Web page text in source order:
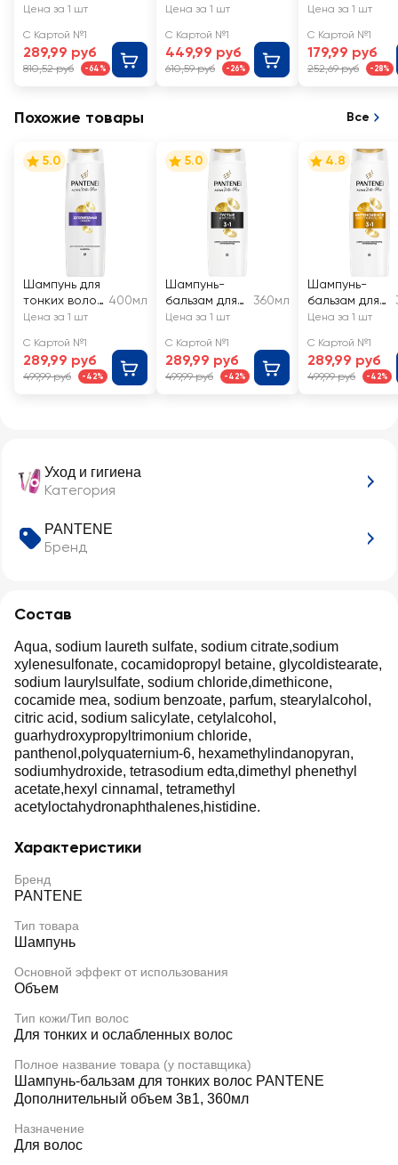
Уход и гигиена
Категория
PANTENE
Бренд
Состав
Aqua, sodium laureth sulfate, sodium citrate,sodium
xylenesulfonate, cocamidopropyl betaine, glycoldistearate,
sodium laurylsulfate, sodium chloride,dimethicone,
cocamide mea, sodium benzoate, parfum, stearylalcohol,
citric acid, sodium salicylate, cetylalcohol,
guarhydroxypropyltrimonium chloride,
panthenol,polyquaternium-6, hexamethylindanopyran,
sodiumhydroxide, tetrasodium edta,dimethyl phenethyl
acetate,hexyl cinnamal, tetramethyl
acetyloctahydronaphthalenes,histidine.
Характеристики
Бренд
PANTENE
Тип товара
Шампунь
Основной эффект от использования
Объем
Тип кожи/Тип волос
Для тонких и ослабленных волос
Полное название товара (у поставщика)
Шампунь-бальзам для тонких волос PANTENE
Дополнительный объем 3в1, 360мл
Назначение
Для волос
ослабленных
PANTENE
Густые и
крепкие
Цена за 1 шт
С Картой №1
289,99 руб
810,52 руб -64%
PANTENE Pro-
Интенсивное
восстановле
ние
Цена за 1 шт
С Картой №1
449,99 руб
610,59 руб -26%
волос
ШАУМА Men
Ultra Сила
Цена за 1 шт
С Картой №1
179,99 руб
252,69 руб -28%
Похожие товары Все
5.0
Шампунь для
тонких волос
PANTENE
ный объем
400мл
Цена за 1 шт
С Картой №1
289,99 руб
499,99 руб -42%
5.0
Шампунь-
бальзам для
тонких,
волос
PANTENE
Густые и
360мл
Цена за 1 шт
С Картой №1
289,99 руб
499,99 руб -42%
4.8
Шампунь-
бальзам для
поврежденны
PANTENE
Интенсивное
восстановле
Цена за 1 шт
С Картой №1
289,99 руб
499,99 руб -42%